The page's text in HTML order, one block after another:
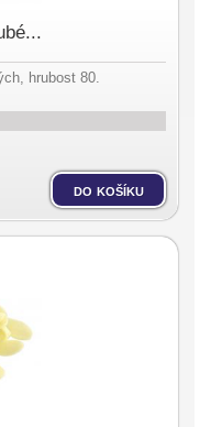
hrubost 80.
do košíku